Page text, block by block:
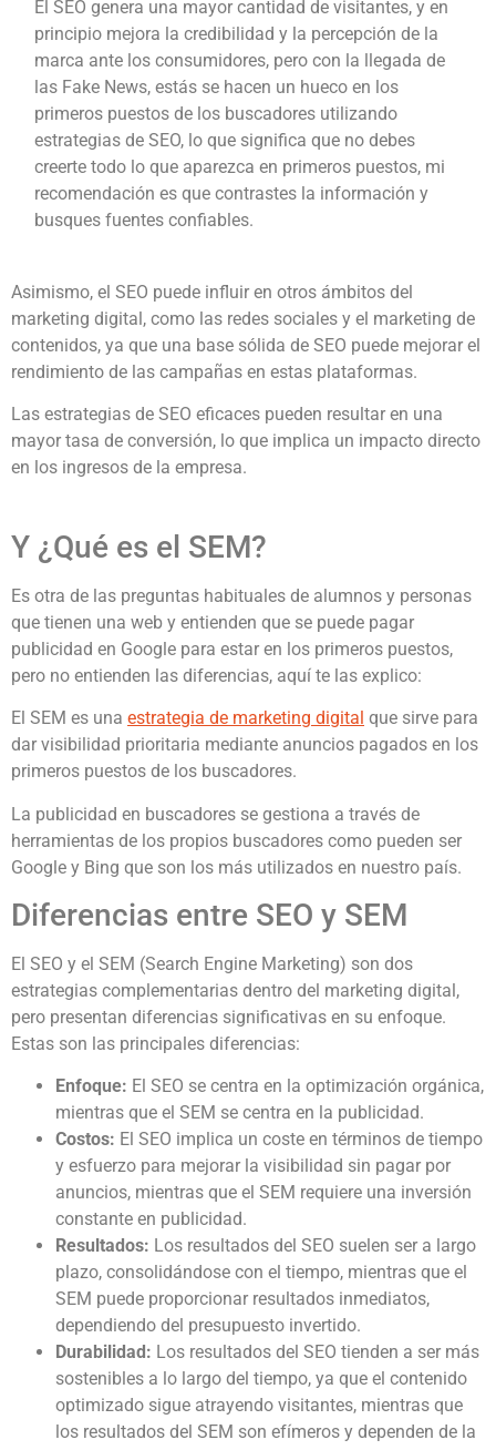
El SEO genera una mayor cantidad de visitantes, y en
principio mejora la credibilidad y la percepción de la
marca ante los consumidores, pero con la llegada de
las Fake News, estás se hacen un hueco en los
primeros puestos de los buscadores utilizando
estrategias de SEO, lo que significa que no debes
creerte todo lo que aparezca en primeros puestos, mi
recomendación es que contrastes la información y
busques fuentes confiables.
Asimismo, el SEO puede influir en otros ámbitos del
marketing digital, como las redes sociales y el marketing de
contenidos, ya que una base sólida de SEO puede mejorar el
rendimiento de las campañas en estas plataformas.
Las estrategias de SEO eficaces pueden resultar en una
mayor tasa de conversión, lo que implica un impacto directo
en los ingresos de la empresa.
Y ¿Qué es el SEM?
Es otra de las preguntas habituales de alumnos y personas
que tienen una web y entienden que se puede pagar
publicidad en Google para estar en los primeros puestos,
pero no entienden las diferencias, aquí te las explico:
El SEM es una estrategia de marketing digital que sirve para
dar visibilidad prioritaria mediante anuncios pagados en los
primeros puestos de los buscadores.
La publicidad en buscadores se gestiona a través de
herramientas de los propios buscadores como pueden ser
Google y Bing que son los más utilizados en nuestro país.
Diferencias entre SEO y SEM
El SEO y el SEM (Search Engine Marketing) son dos
estrategias complementarias dentro del marketing digital,
pero presentan diferencias significativas en su enfoque.
Estas son las principales diferencias:
Enfoque: El SEO se centra en la optimización orgánica,
mientras que el SEM se centra en la publicidad.
Costos: El SEO implica un coste en términos de tiempo
y esfuerzo para mejorar la visibilidad sin pagar por
anuncios, mientras que el SEM requiere una inversión
constante en publicidad.
Resultados: Los resultados del SEO suelen ser a largo
plazo, consolidándose con el tiempo, mientras que el
SEM puede proporcionar resultados inmediatos,
dependiendo del presupuesto invertido.
Durabilidad: Los resultados del SEO tienden a ser más
sostenibles a lo largo del tiempo, ya que el contenido
optimizado sigue atrayendo visitantes, mientras que
los resultados del SEM son efímeros y dependen de la